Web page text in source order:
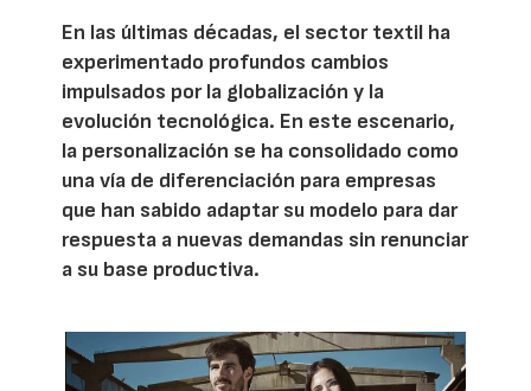
En las últimas décadas, el sector textil ha
experimentado profundos cambios
impulsados por la globalización y la
evolución tecnológica. En este escenario,
la personalización se ha consolidado como
una vía de diferenciación para empresas
que han sabido adaptar su modelo para dar
respuesta a nuevas demandas sin renunciar
a su base productiva.